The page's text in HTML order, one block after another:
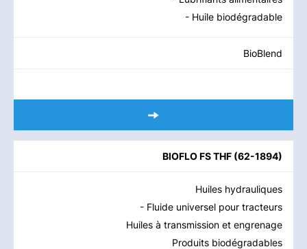
- Huile biodégradable
BioBlend
BIOFLO FS THF (62-1894)
Huiles hydrauliques
- Fluide universel pour tracteurs
Huiles à transmission et engrenage
Produits biodégradables